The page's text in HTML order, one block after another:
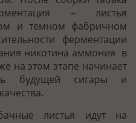
– листья
и темном фабричном
ферментации
никотина аммония в
на этом этапе начинает
будущей сигары и
листья идут на